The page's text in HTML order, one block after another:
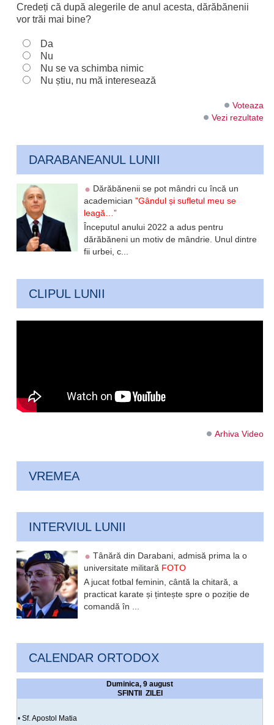
Credeți că după alegerile de anul acesta, dărăbănenii
vor trăi mai bine?
Da
Nu
Nu se va schimba nimic
Nu știu, nu mă interesează
Voteaza
Vezi rezultate
DARABANEANUL LUNII
Dărăbănenii se pot mândri cu încă un
academician”Gândul și sufletul meu se
leagă…”
Începutul anului 2022 a adus pentru
dărăbăneni un motiv de mândrie. Unul dintre
fii urbei, c...
CLIPUL LUNII
Arhiva Video
VREMEA
INTERVIUL LUNII
Tânără din Darabani, admisă prima la o
universitate militară FOTO
A jucat fotbal feminin, cântă la chitară, a
practicat karate și țintește spre o poziție de
comandă în ...
CALENDAR ORTODOX
Duminica, 9 august
SFINTII ZILEI
• Sf. Apostol Matia